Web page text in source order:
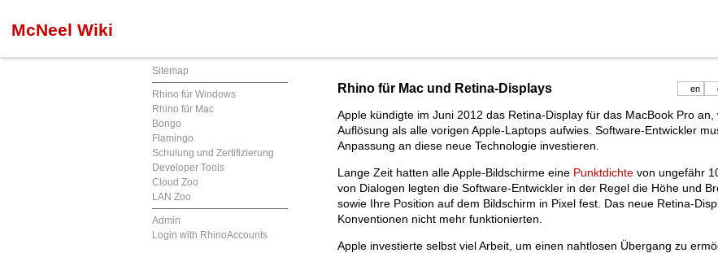
McNeel Wiki
Sitemap
Rhino für Windows
Rhino für Mac
Bongo
Flamingo
Schulung und Zertifizierung
Developer Tools
Cloud Zoo
LAN Zoo
Admin
Login with RhinoAccounts
en
Rhino für Mac und Retina-Displays
Apple kündigte im Juni 2012 das Retina-Display für das MacBook Pro
Auflösung als alle vorigen Apple-Laptops aufwies. Software-Entwickler
Anpassung an diese neue Technologie investieren.
Lange Zeit hatten alle Apple-Bildschirme eine Punktdichte von ungefähr
von Dialogen legten die Software-Entwickler in der Regel die Höhe und
sowie Ihre Position auf dem Bildschirm in Pixel fest. Das neue Retina-
Konventionen nicht mehr funktionierten.
Apple investierte selbst viel Arbeit, um einen nahtlosen Übergang zu